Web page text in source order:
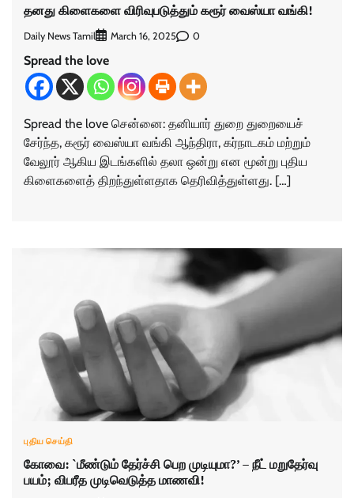
தனது கிளைகளை விரிவுபடுத்தும் கரூர் வைஸ்யா வங்கி!
Daily News Tamil March 16, 2025 0
Spread the love
Spread the love சென்னை: தனியார் துறை துறையைச்
சேர்ந்த, கரூர் வைஸ்யா வங்கி ஆந்திரா, கர்நாடகம் மற்றும்
வேலூர் ஆகிய இடங்களில் தலா ஒன்று என மூன்று புதிய
கிளைகளைத் திறந்துள்ளதாக தெரிவித்துள்ளது. […]
புதிய செய்தி
கோவை: `மீண்டும் தேர்ச்சி பெற முடியுமா?’ – நீட் மறுதேர்வு
பயம்; விபரீத முடிவெடுத்த மாணவி!